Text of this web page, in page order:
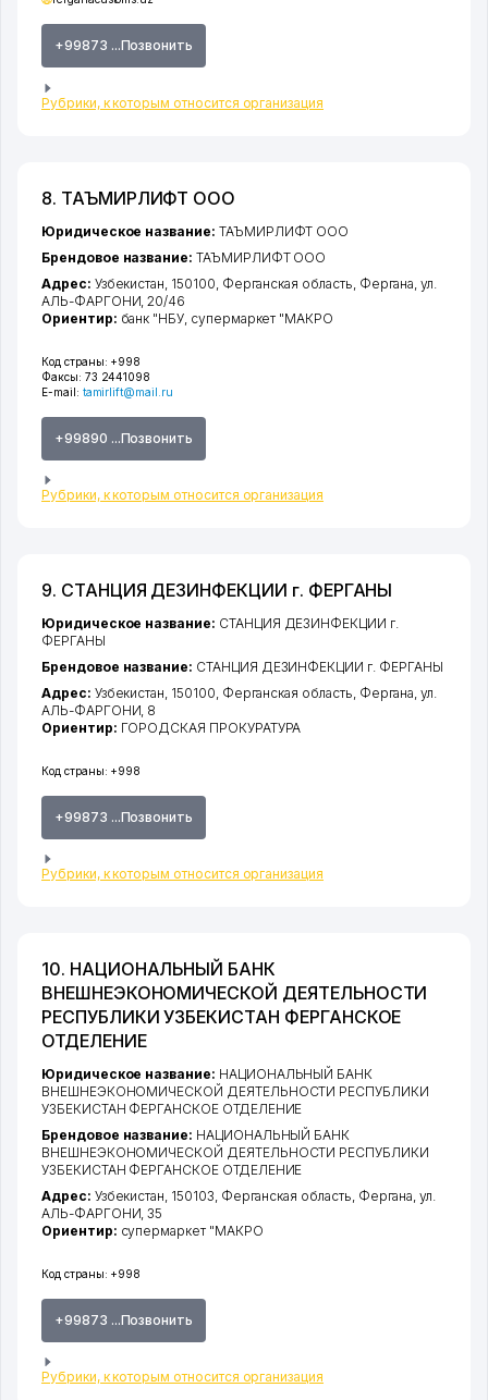
+99873 ...Позвонить
Рубрики, к которым относится организация
8. ТАЪМИРЛИФТ ООО
Код страны: +998
Факсы: 73 2441098
E-mail: tamirlift@mail.ru
+99890 ...Позвонить
Рубрики, к которым относится организация
Юридическое название: ТАЪМИРЛИФТ ООО
Брендовое название: ТАЪМИРЛИФТ ООО
Адрес: Узбекистан, 150100, Ферганская область Фергана ,ул.
АЛЬ-ФАРГОНИ , 20/46
Ориентир: банк "НБУ, супермаркет "МАКРО
9. СТАНЦИЯ ДЕЗИНФЕКЦИИ г. ФЕРГАНЫ
Код страны: +998
+99873 ...Позвонить
Рубрики, к которым относится организация
Юридическое название: СТАНЦИЯ ДЕЗИНФЕКЦИИ г.
ФЕРГАНЫ
Брендовое название: СТАНЦИЯ ДЕЗИНФЕКЦИИ г. ФЕРГАНЫ
Адрес: Узбекистан, 150100, Ферганская область Фергана ,ул.
АЛЬ-ФАРГОНИ , 8
Ориентир: ГОРОДСКАЯ ПРОКУРАТУРА
10. НАЦИОНАЛЬНЫЙ БАНК
ВНЕШНЕЭКОНОМИЧЕСКОЙ ДЕЯТЕЛЬНОСТИ
РЕСПУБЛИКИ УЗБЕКИСТАН ФЕРГАНСКОЕ
ОТДЕЛЕНИЕ
Код страны: +998
+99873 ...Позвонить
Рубрики, к которым относится организация
Юридическое название: НАЦИОНАЛЬНЫЙ БАНК
ВНЕШНЕЭКОНОМИЧЕСКОЙ ДЕЯТЕЛЬНОСТИ РЕСПУБЛИКИ
УЗБЕКИСТАН ФЕРГАНСКОЕ ОТДЕЛЕНИЕ
Брендовое название: НАЦИОНАЛЬНЫЙ БАНК
ВНЕШНЕЭКОНОМИЧЕСКОЙ ДЕЯТЕЛЬНОСТИ РЕСПУБЛИКИ
УЗБЕКИСТАН ФЕРГАНСКОЕ ОТДЕЛЕНИЕ
Адрес: Узбекистан, 150103, Ферганская область Фергана ,ул.
АЛЬ-ФАРГОНИ , 35
Ориентир: супермаркет "МАКРО